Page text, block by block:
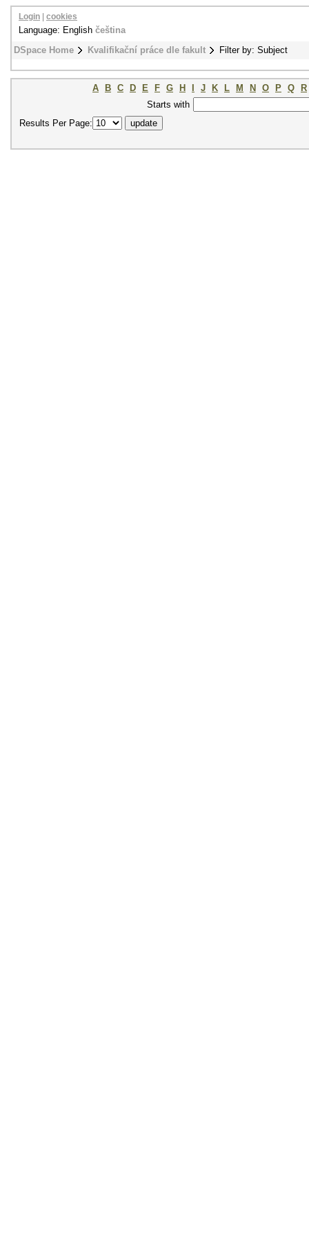
DSpace Home Kvalifikační práce dle fakult Filter by: Subject
Login cookies
Language: English čeština
A B C D E F G H J K L M N O P Q
R
Starts with
Results Per Page: